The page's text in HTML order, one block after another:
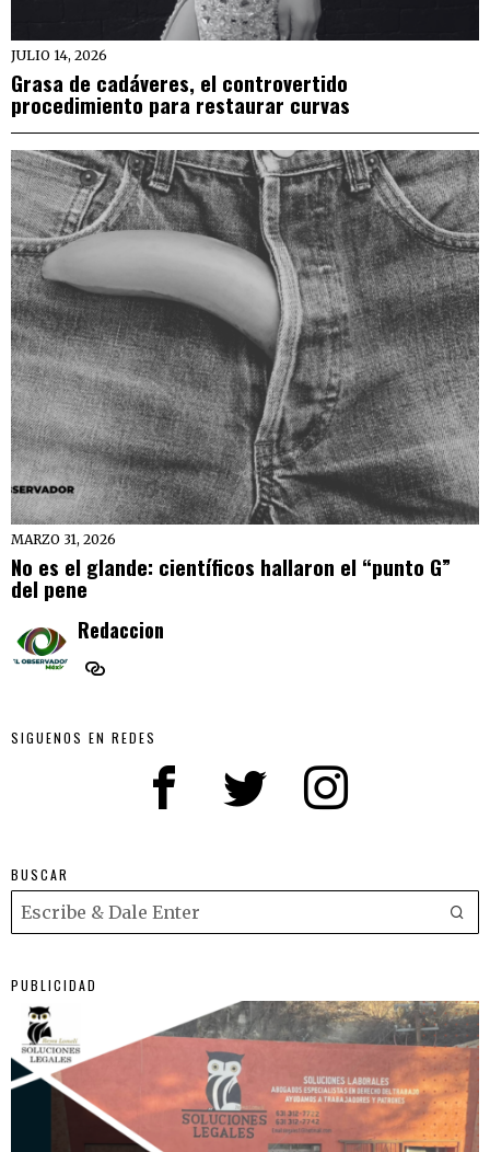
JULIO 14, 2026
Grasa de cadáveres, el controvertido
procedimiento para restaurar curvas
MARZO 31, 2026
No es el glande: científicos hallaron el “punto G”
del pene
Redaccion
SIGUENOS EN REDES
BUSCAR
PUBLICIDAD